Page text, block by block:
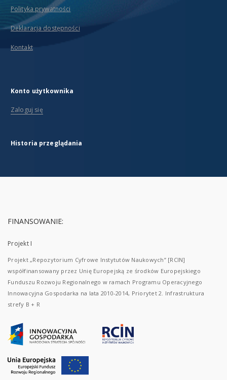
Polityka prywatności
Deklaracja dostępności
Kontakt
Konto użytkownika
Zaloguj się
Historia przeglądania
FINANSOWANIE:
Projekt I
Projekt „Repozytorium Cyfrowe Instytutów Naukowych” [RCIN]
współfinansowany przez Unię Europejską ze środków Europejskiego
Funduszu Rozwoju Regionalnego w ramach Programu Operacyjnego
Innowacyjna Gospodarka na lata 2010-2014, Priorytet 2. Infrastruktura
strefy B + R